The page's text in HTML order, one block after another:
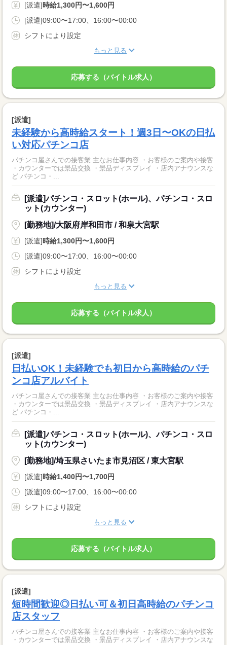
[派遣]時給1,300円〜1,600円
[派遣]09:00〜17:00、16:00〜00:00
シフトにより設定
もっと見る
応募する（バイトル求人）
[派遣]
未経験から高時給スタート！週3日〜OKの日払
い対応パチンコ店
パチンコ屋さんでの接客業 主なお仕事内容 ・お客様のご案内や接客
・カウンターでは景品交換 ・景品ディスプレイ ・店内アナウンスな
ど パチンコ・...
[派遣]パチンコ・スロット(ホール)、パチンコ・スロ
ット(カウンター)
[勤務地]/大阪府岸和田市 / 和泉大宮駅
[派遣]時給1,300円〜1,600円
[派遣]09:00〜17:00、16:00〜00:00
シフトにより設定
もっと見る
応募する（バイトル求人）
[派遣]
日払いOK！未経験でも初日から高時給のパチ
ンコ店アルバイト
パチンコ屋さんでの接客業 主なお仕事内容 ・お客様のご案内や接客
・カウンターでは景品交換 ・景品ディスプレイ ・店内アナウンスな
ど パチンコ・...
[派遣]パチンコ・スロット(ホール)、パチンコ・スロ
ット(カウンター)
[勤務地]/埼玉県さいたま市見沼区 / 東大宮駅
[派遣]時給1,400円〜1,700円
[派遣]09:00〜17:00、16:00〜00:00
シフトにより設定
もっと見る
応募する（バイトル求人）
[派遣]
短時間歓迎◎日払い可＆初日高時給のパチンコ
店スタッフ
パチンコ屋さんでの接客業 主なお仕事内容 ・お客様のご案内や接客
・カウンターでは景品交換 ・景品ディスプレイ ・店内アナウンスな